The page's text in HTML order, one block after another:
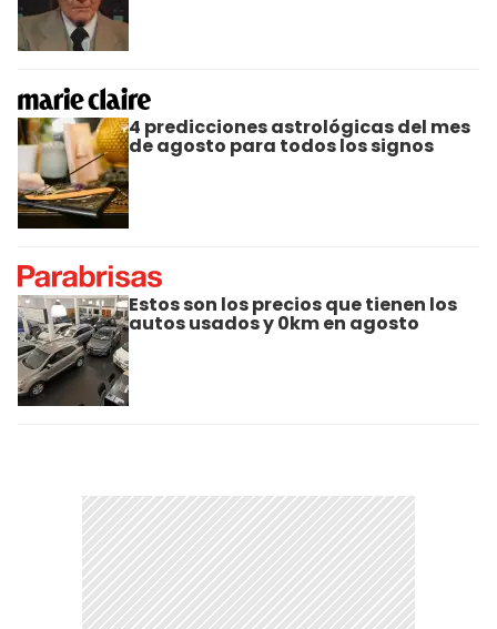
4 predicciones astrológicas del mes
de agosto para todos los signos
Estos son los precios que tienen los
autos usados y 0km en agosto